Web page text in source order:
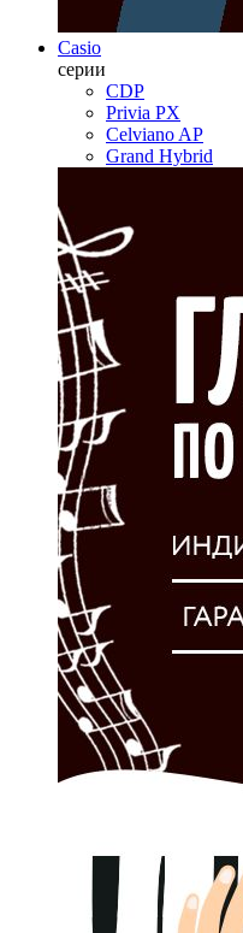
Casio
серии
CDP
Privia PX
Celviano AP
Grand Hybrid